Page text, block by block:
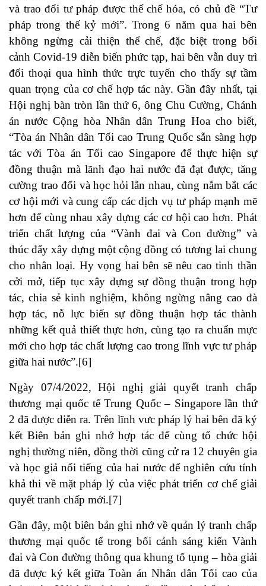
và trao đổi tư pháp được thể chế hóa, có chủ đề “Tư
pháp trong thế kỷ mới”. Trong 6 năm qua hai bên
không ngừng cải thiện thể chế, đặc biệt trong bối
cảnh Covid-19 diễn biến phức tạp, hai bên vẫn duy trì
đối thoại qua hình thức trực tuyến cho thấy sự tầm
quan trọng của cơ chế hợp tác này. Gần đây nhất, tại
Hội nghị bàn tròn lần thứ 6, ông Chu Cường, Chánh
án nước Cộng hòa Nhân dân Trung Hoa cho biết,
“Tòa án Nhân dân Tối cao Trung Quốc sẵn sàng hợp
tác với Tòa án Tối cao Singapore để thực hiện sự
đồng thuận mà lãnh đạo hai nước đã đạt được, tăng
cường trao đổi và học hỏi lẫn nhau, cùng nắm bắt các
cơ hội mới và cung cấp các dịch vụ tư pháp mạnh mẽ
hơn để cùng nhau xây dựng các cơ hội cao hơn. Phát
triển chất lượng của “Vành đai và Con đường” và
thúc đẩy xây dựng một cộng đồng có tương lai chung
cho nhân loại. Hy vọng hai bên sẽ nêu cao tinh thần
cởi mở, tiếp tục xây dựng sự đồng thuận trong hợp
tác, chia sẻ kinh nghiệm, không ngừng nâng cao đà
hợp tác, nỗ lực biến sự đồng thuận hợp tác thành
những kết quả thiết thực hơn, cùng tạo ra chuẩn mực
mới cho hợp tác chất lượng cao trong lĩnh vực tư pháp
giữa hai nước”.[6]
Ngày 07/4/2022, Hội nghị giải quyết tranh chấp
thương mại quốc tế Trung Quốc – Singapore lần thứ
2 đã được diễn ra. Trên lĩnh vưc pháp lý hai bên đã ký
kết Biên bản ghi nhớ hợp tác để cùng tổ chức hội
nghị thường niên, đồng thời cũng cử ra 12 chuyên gia
và học giả nổi tiếng của hai nước để nghiên cứu tính
khả thi về mặt pháp lý của việc phát triển cơ chế giải
quyết tranh chấp mới.[7]
Gần đây, một biên bản ghi nhớ về quản lý tranh chấp
thương mại quốc tế trong bối cảnh sáng kiến Vành
đai và Con đường thông qua khung tố tụng – hòa giải
đã được ký kết giữa Toàn án Nhân dân Tối cao của